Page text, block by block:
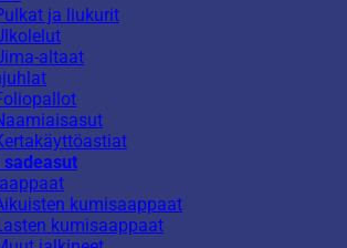
ja liukurit
altaat
sadeasut
kumisaappaat
kumisaappaat